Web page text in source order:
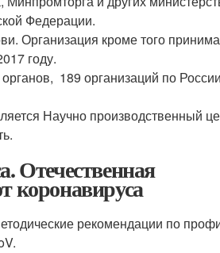
Федерации.
Организация кроме того
году.
189 организаций по
Научно производственный
Отечественная
коронавируса
рекомендации по